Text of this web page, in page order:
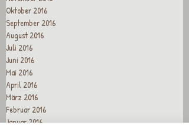
Oktober 2016
September 2016
August 2016
Juli 2016
Juni 2016
Mai 2016
April 2016
März 2016
Februar 2016
Januar 2016